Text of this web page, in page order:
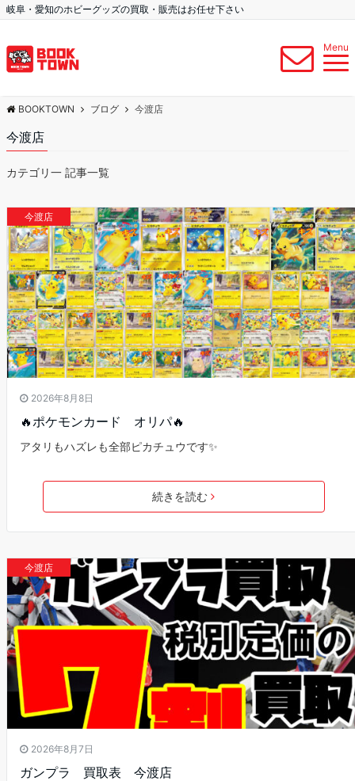
岐阜・愛知のホビーグッズの買取・販売はお任せ下さい
Menu
BOOKTOWN ブログ 今渡店
今渡店
カテゴリ一 記事一覧
今渡店
2026年8月8日
🔥ポケモンカード オリパ🔥
アタリもハズレも全部ピカチュウです✨
続きを読む
今渡店
2026年8月7日
ガンプラ 買取表 今渡店